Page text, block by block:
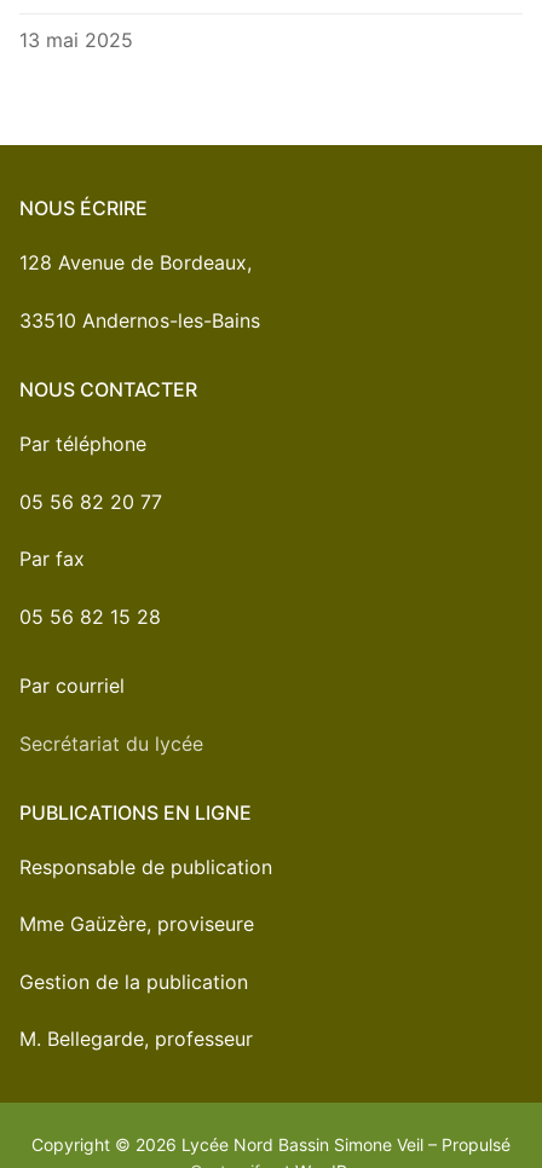
13 mai 2025
NOUS ÉCRIRE
128 Avenue de Bordeaux,
33510 Andernos-les-Bains
NOUS CONTACTER
Par téléphone
05 56 82 20 77
Par fax
05 56 82 15 28
Par courriel
Secrétariat du lycée
PUBLICATIONS EN LIGNE
Responsable de publication
Mme Gaüzère, proviseure
Gestion de la publication
M. Bellegarde, professeur
Copyright © 2026 Lycée Nord Bassin Simone Veil – Propulsé